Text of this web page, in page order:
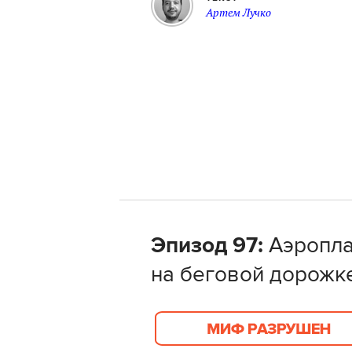
Артем Лучко
Эпизод 97:
на беговой